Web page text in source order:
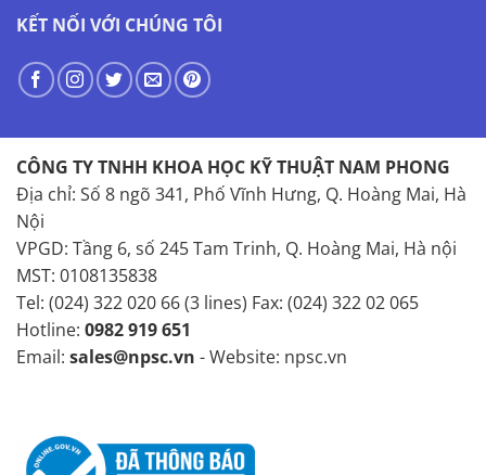
KẾT NỐI VỚI CHÚNG TÔI
CÔNG TY TNHH KHOA HỌC KỸ THUẬT NAM PHONG
Địa chỉ: Số 8 ngõ 341, Phố Vĩnh Hưng, Q. Hoàng Mai, Hà
Nội
VPGD: Tầng 6, số 245 Tam Trinh, Q. Hoàng Mai, Hà nội
MST: 0108135838
Tel: (024) 322 020 66 (3 lines) Fax: (024) 322 02 065
Hotline: 0982 919 651
Email: sales@npsc.vn - Website: npsc.vn